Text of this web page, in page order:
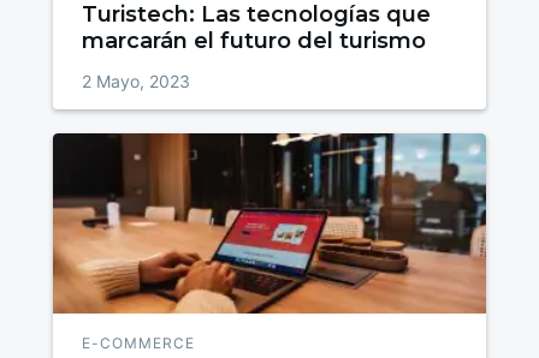
Turistech: Las tecnologías que
marcarán el futuro del turismo
2 Mayo, 2023
E-COMMERCE